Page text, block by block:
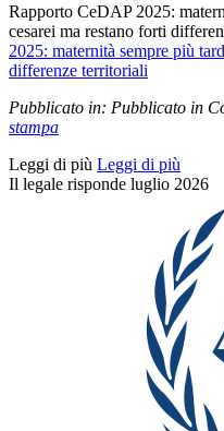
Rapporto CeDAP 2025:
cesarei ma restano forti
2025: maternità sempre più
differenze territoriali
Pubblicato in: Pubblicato in
stampa
Leggi di più Leggi di più
Il legale risponde luglio 2026